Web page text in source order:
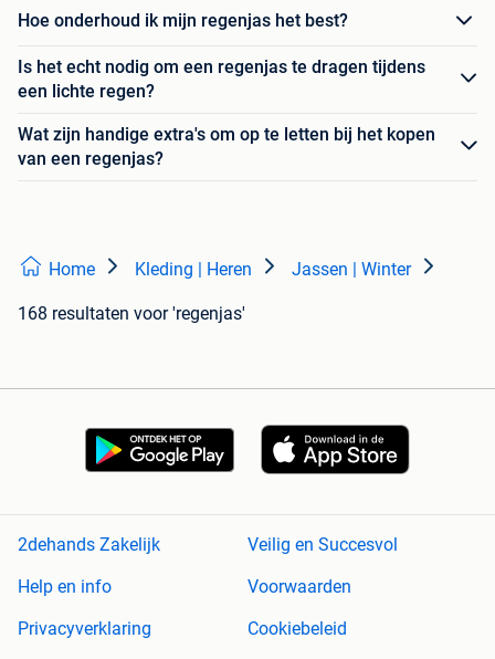
Hoe onderhoud ik mijn regenjas het best?
Is het echt nodig om een regenjas te dragen tijdens
een lichte regen?
Wat zijn handige extra's om op te letten bij het kopen
van een regenjas?
Home Kleding | Heren Jassen | Winter
168 resultaten voor 'regenjas'
2dehands Zakelijk
Veilig en Succesvol
Help en info
Voorwaarden
Privacyverklaring
Cookiebeleid